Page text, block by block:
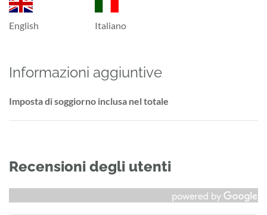
English Italiano
Informazioni aggiuntive
Imposta di soggiorno inclusa nel totale
Recensioni degli utenti